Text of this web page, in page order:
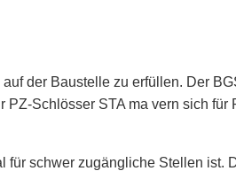
der Baustelle zu erfüllen. Der
Schlösser STA ma vern sich
schwer zugängliche Stellen ist.